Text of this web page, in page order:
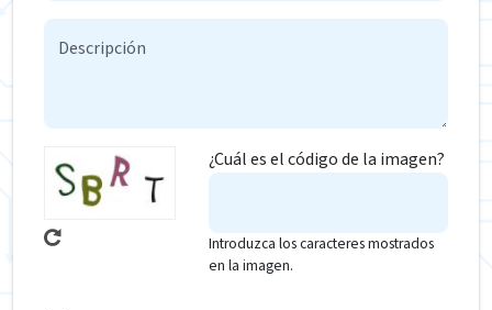
¿Cuál es el código de la imagen?
Introduzca los caracteres mostrados
en la imagen.